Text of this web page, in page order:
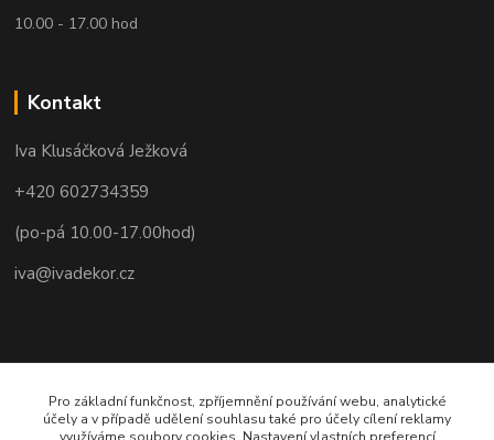
10.00 - 17.00 hod
Kontakt
Iva Klusáčková Ježková
+420 602734359
(po-pá 10.00-17.00hod)
iva@ivadekor.cz
Pro základní funkčnost, zpříjemnění používání webu, analytické
účely a v případě udělení souhlasu také pro účely cílení reklamy